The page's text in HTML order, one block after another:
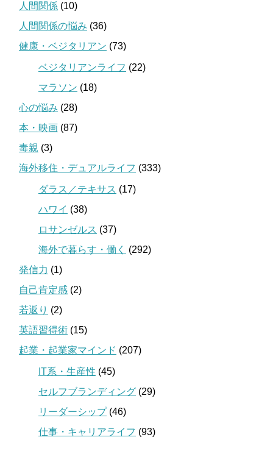
人間関係 (10)
人間関係の悩み (36)
健康・ベジタリアン (73)
ベジタリアンライフ (22)
マラソン (18)
心の悩み (28)
本・映画 (87)
毒親 (3)
海外移住・デュアルライフ (333)
ダラス／テキサス (17)
ハワイ (38)
ロサンゼルス (37)
海外で暮らす・働く
(292)
発信力 (1)
自己肯定感 (2)
若返り (2)
英語習得術 (15)
起業・起業家マインド (207)
IT系・生産性 (45)
セルフブランディング (29)
リーダーシップ(46)
仕事・キャリアライフ (93)